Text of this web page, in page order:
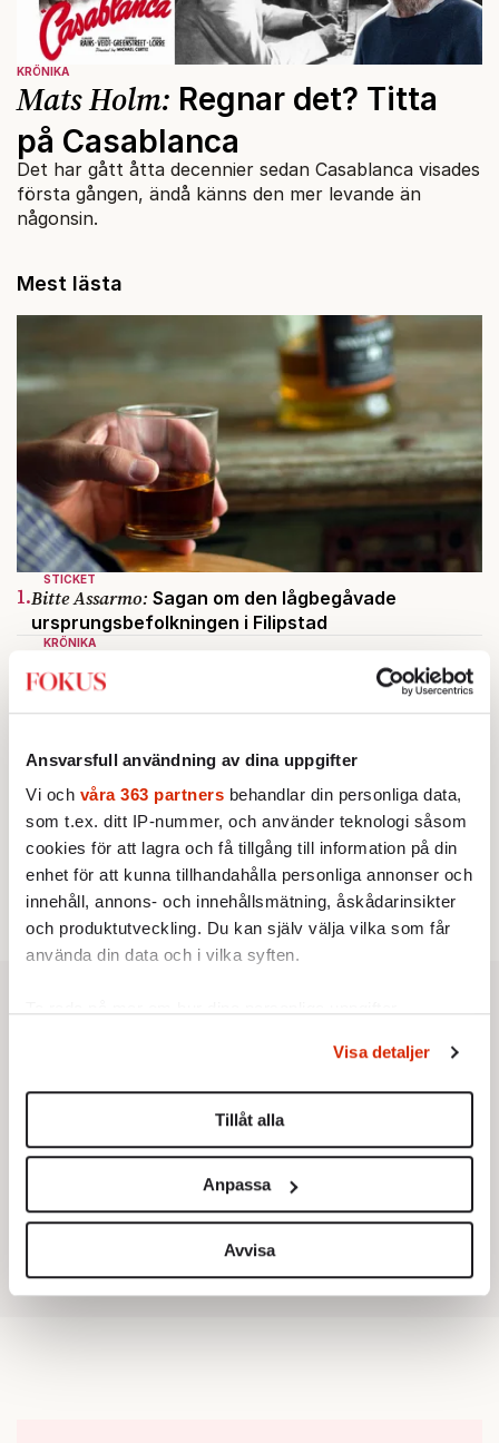
Ansvarsfull användning av dina uppgifter
Vi och våra 363 partners behandlar din personliga data,
som t.ex. ditt IP-nummer, och använder teknologi såsom
cookies för att lagra och få tillgång till information på din
enhet för att kunna tillhandahålla personliga annonser och
innehåll, annons- och innehållsmätning, åskådarinsikter
och produktutveckling. Du kan själv välja vilka som får
använda din data och i vilka syften.
Du kan ändra eller dra tillbaka ditt samtycke när som
helst från cookie-förklaringen.
Vi använder enhetsidentifierare för att anpassa innehållet
för sociala medier och analysera vår trafik. Vi
vidarebefordrar även sådana identifierare och annan
information från din enhet till de sociala medier och
annons- och analysföretag som vi samarbetar med.
Dessa kan i sin tur kombinera informationen med annan
Visa detaljer
Tillåt alla
Anpassa
Avvisa
KRÖNIKA
Mats Holm: Regnar det? Titta
på Casablanca
Det har gått åtta decennier sedan Casablanca visades
första gången, ändå känns den mer levande än
någonsin.
Mest lästa
STICKET
1.Bitte Assarmo: Sagan om den lågbegåvade
ursprungsbefolkningen i Filipstad
KRÖNIKA
Efter islamistdådet oroar sig
vänstern för Agnes Wold
3.
franska civilisationen
STICKET
4.Dan Korn: Quisling, quislingar och sten i glashus
5.Därför liknar Putin både tsaren och Stalin
Av: Bengt Jangfeldt
6.Christoffer Jonsson:Inte nu igen, Vänsterpartiet!